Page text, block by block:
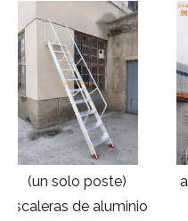
andamio de acceso a la
construcción de